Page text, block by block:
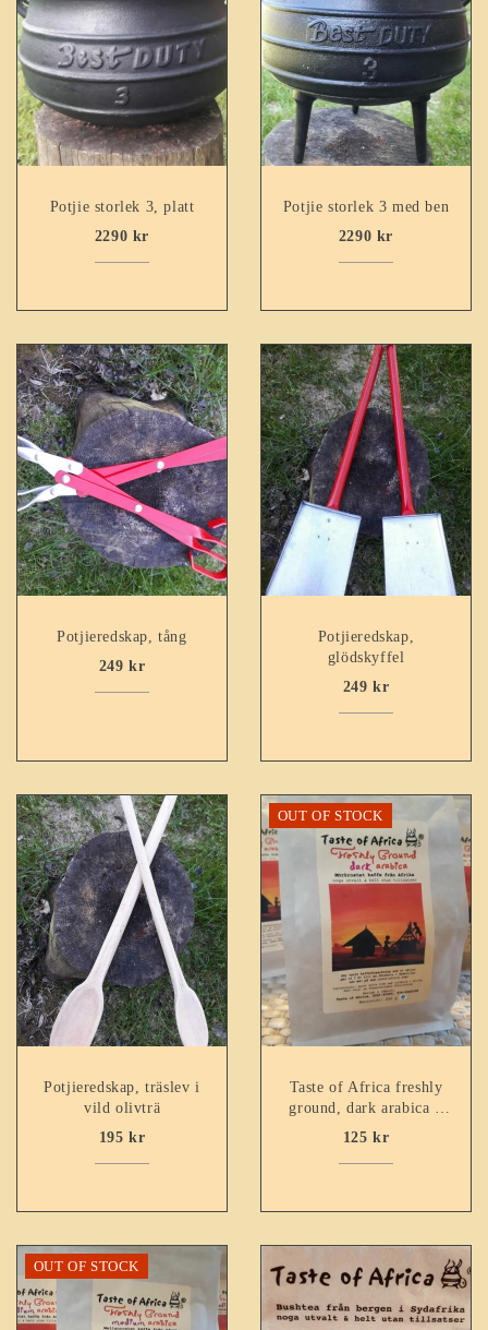
Potjie storlek 3, platt
2290 kr
Potjie storlek 3 med ben
2290 kr
Potjieredskap, tång
249kr
Potjieredskap,
glödskyffel
249kr
Potjieredskap, träslev i
vild olivträ
195kr
OUT OF STOCK
Taste of Africa freshly
ground, dark arabica –
250g
125kr
OUT OF STOCK